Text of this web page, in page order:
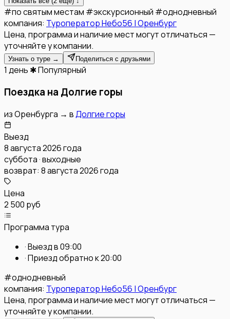
#по святым местам #экскурсионный #однодневный
компания: Туроператор Небо56 | Оренбург
Цена, программа и наличие мест могут отличаться —
уточняйте у компании.
Узнать о туре → Поделиться с друзьями
1 день ✱ Популярный
Поездка на Долгие горы
изОренбурга → вДолгие горы
Выезд
8 августа 2026 года
суббота · выходные
возврат: 8 августа 2026 года
Цена
2 500 руб
Программа тура
·Выезд в 09:00
·Приезд обратно к 20:00
#однодневный
компания: Туроператор Небо56 | Оренбург
Цена, программа и наличие мест могут отличаться —
уточняйте у компании.